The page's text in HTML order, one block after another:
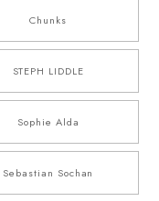
Chunks
STEPH LIDDLE
Sophie Alda
Sebastian Sochan